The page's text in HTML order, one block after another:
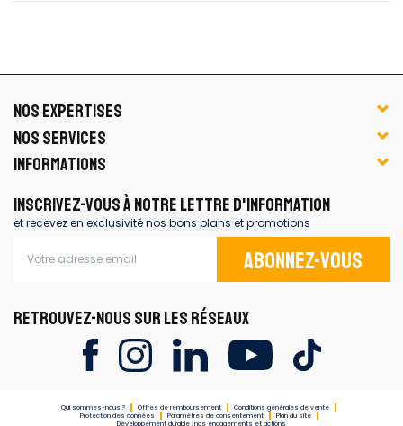
NOS EXPERTISES
NOS SERVICES
INFORMATIONS
INSCRIVEZ-VOUS À NOTRE LETTRE D'INFORMATION
et recevez en exclusivité nos bons plans et promotions
Abonnez-vous
RETROUVEZ-NOUS SUR LES RÉSEAUX
Qui sommes-nous ? Offres de remboursement
Conditions générales de vente
Protection des données
Paramètres de consentement
Plan du site
Développement durable : nos engagements et actions